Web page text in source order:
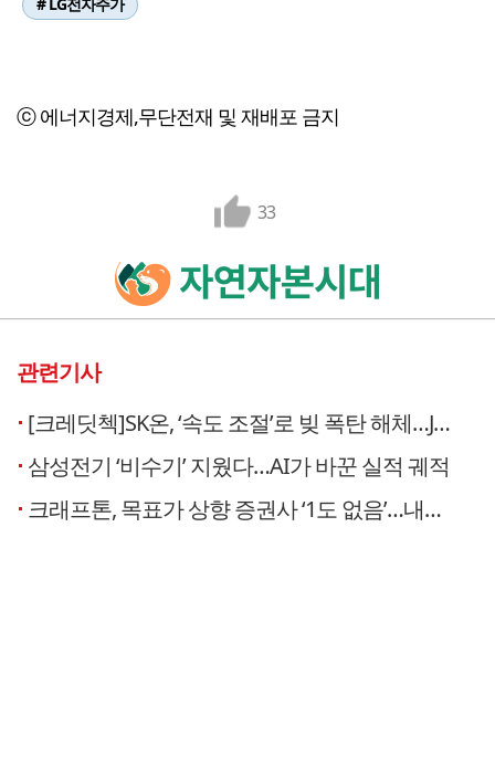
ⓒ 에너지경제,무단전재 및 재배포 금지
33
관련기사
[크레딧첵]SK온, ‘속도 조절’로 빚 폭탄 해체…JV재편, ‘진짜 재무건전’ 이어질까
삼성전기 ‘비수기’ 지웠다…AI가 바꾼 실적 궤적
크래프톤, 목표가 상향 증권사 ‘1도 없음’…내년 상반기도 ‘답도 없음’